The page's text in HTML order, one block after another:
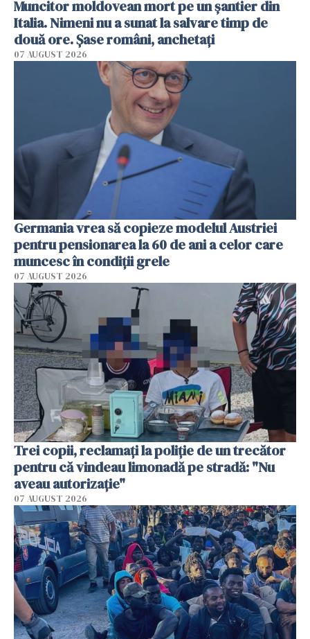
Muncitor moldovean mort pe un șantier din
Italia. Nimeni nu a sunat la salvare timp de
două ore. Șase români, anchetați
07 AUGUST 2026
Germania vrea să copieze modelul Austriei
pentru pensionarea la 60 de ani a celor care
muncesc în condiții grele
07 AUGUST 2026
Trei copii, reclamați la poliție de un trecător
pentru că vindeau limonadă pe stradă: "Nu
aveau autorizație"
07 AUGUST 2026